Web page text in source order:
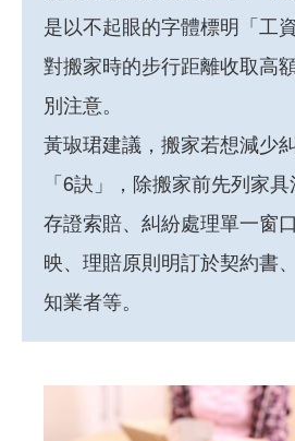
是以不起眼的字體標明「工
對搬家時的步行距離收取高
別注意。
黃琡珺建議，搬家若想減少
「6訣」，除搬家前先列家
存證索賠、糾紛處理單一窗
映、理賠原則明訂於契約書
知業者等。